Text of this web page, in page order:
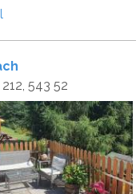
543 52